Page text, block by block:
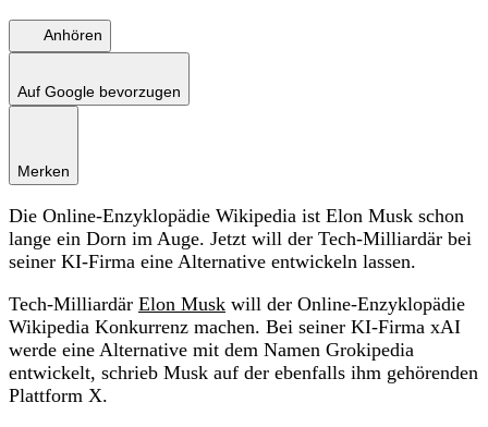
Anhören
Auf Google bevorzugen
Merken
Die Online-Enzyklopädie Wikipedia ist Elon Musk schon
lange ein Dorn im Auge. Jetzt will der Tech-Milliardär bei
seiner KI-Firma eine Alternative entwickeln lassen.
Tech-Milliardär Elon Musk will der Online-Enzyklopädie
Wikipedia Konkurrenz machen. Bei seiner KI-Firma xAI
werde eine Alternative mit dem Namen Grokipedia
entwickelt, schrieb Musk auf der ebenfalls ihm gehörenden
Plattform X.